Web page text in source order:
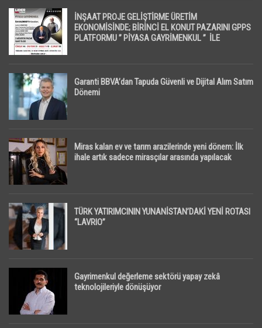
İNŞAAT PROJE GELİŞTİRME ÜRETİM
EKONOMİSİNDE; BİRİNCİ EL KONUT PAZARINI GPPS
PLATFORMU ” PİYASA GAYRİMENKUL ” İLE
Garanti BBVA’dan Tapuda Güvenli ve Dijital Alım Satım
Dönemi
Miras kalan ev ve tarım arazilerinde yeni dönem: İlk
ihale artık sadece mirasçılar arasında yapılacak
TÜRK YATIRIMCININ YUNANİSTAN’DAKİ YENİ ROTASI
“LAVRIO”
Gayrimenkul değerleme sektörü yapay zekâ
teknolojileriyle dönüşüyor